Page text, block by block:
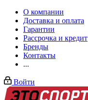
О компании
Доставка и оплата
Гарантии
Рассрочка и кредит
Бренды
Контакты
...
Войти